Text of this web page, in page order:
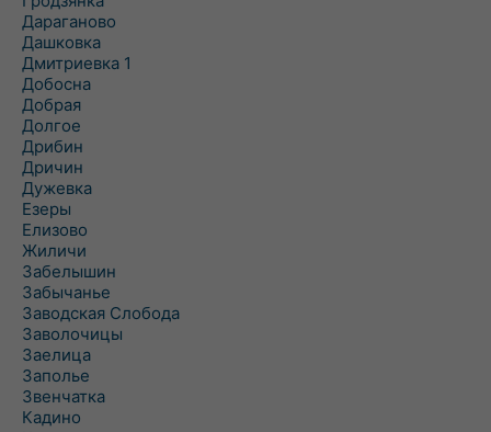
Дараганово
Дашковка
Дмитриевка 1
Добосна
Добрая
Долгое
Дрибин
Дричин
Дужевка
Езеры
Елизово
Жиличи
Забелышин
Забычанье
Заводская Слобода
Заволочицы
Заелица
Заполье
Звенчатка
Кадино